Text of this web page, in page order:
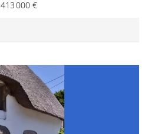
413 000 €